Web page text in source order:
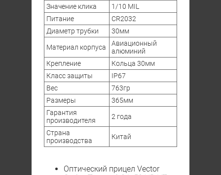
Значение клика
1/10 MIL
Питание
CR2032
Диаметр трубки
30мм
Материал корпуса
Авиационный
алюминий
Крепление
Кольца 30мм
Класс защиты
IP67
Вес
763гр
Размеры
365мм
Гарантия
производителя
2 года
Страна
производства
Китай
Оптический прицел Vector